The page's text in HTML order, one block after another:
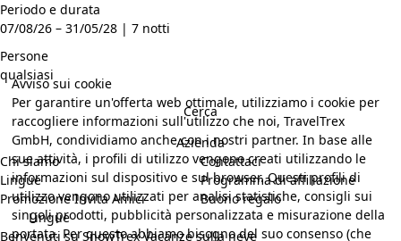
Avviso sui cookie
Per garantire un'offerta web ottimale, utilizziamo i cookie per
raccogliere informazioni sull'utilizzo che noi, TravelTrex
GmbH, condividiamo anche con i nostri partner. In base alle
sue attività, i profili di utilizzo vengono creati utilizzando le
informazioni sul dispositivo e sul browser. Questi profili di
utilizzo vengono utilizzati per analisi statistiche, consigli sui
singoli prodotti, pubblicità personalizzata e misurazione della
portata. Per questo abbiamo bisogno del suo consenso (che
Periodo e durata
07/08/26 – 31/05/28 | 7 notti
Persone
qualsiasi
Cerca
Azienda
Chi siamo
Contattaci
Lingue
Programma di affiliazione
Promozione Invita Amici
Buono regalo
Lingue
Benvenuti su SnowTrex Vacanze sulla neve